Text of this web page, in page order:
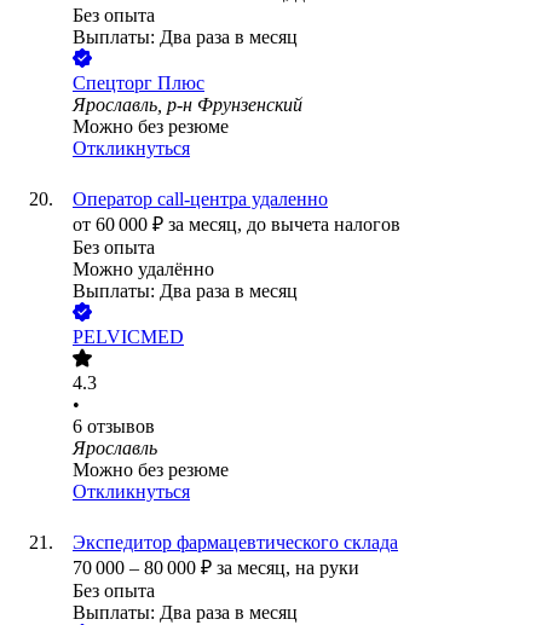
Без опыта
Выплаты: Два раза в месяц
Спецторг Плюс
Ярославль, р-н Фрунзенский
Можно без резюме
Откликнуться
Оператор call-центра удаленно
от 60 000 ₽ за месяц, до вычета налогов
Без опыта
Можно удалённо
Выплаты: Два раза в месяц
PELVICMED
4.3
•
6 отзывов
Ярославль
Можно без резюме
Откликнуться
Экспедитор фармацевтического склада
70 000 – 80 000 ₽ за месяц, на руки
Без опыта
Выплаты: Два раза в месяц